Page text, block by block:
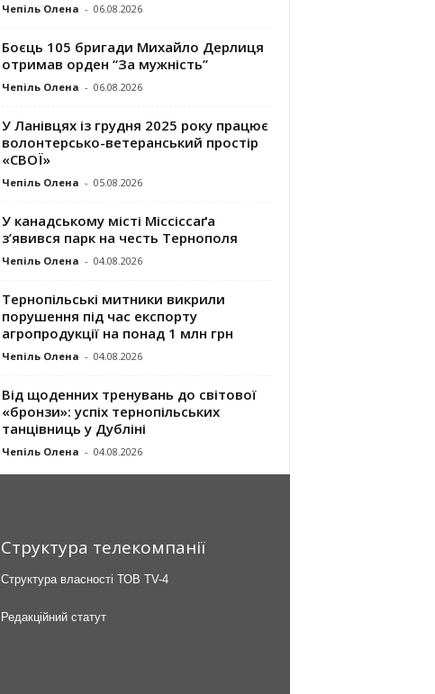
Чепіль Олена - 06.08.2026
Боєць 105 бригади Михайло Дерлиця
отримав орден “За мужність”
Чепіль Олена - 06.08.2026
У Ланівцях із грудня 2025 року працює
волонтерсько-ветеранський простір
«СВОЇ»
Чепіль Олена - 05.08.2026
У канадському місті Міссіссаґа
з’явився парк на честь Тернополя
Чепіль Олена - 04.08.2026
Тернопільські митники викрили
порушення під час експорту
агропродукції на понад 1 млн грн
Чепіль Олена - 04.08.2026
Від щоденних тренувань до світової
«бронзи»: успіх тернопільських
танцівниць у Дубліні
Чепіль Олена - 04.08.2026
Структура телекомпанії
Структура власності ТОВ TV-4
Редакційний статут